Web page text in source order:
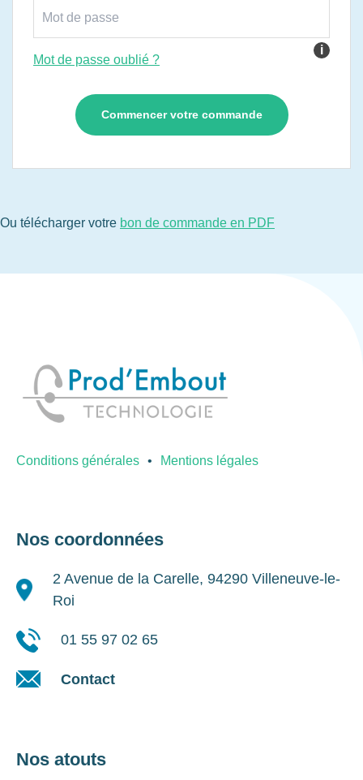
i
Mot de passe oublié ?
Ou télécharger votre bon de commande en PDF
Conditions générales Mentions légales
Nos coordonnées
2 Avenue de la Carelle, 94290 Villeneuve-le-
Roi
01 55 97 02 65
Contact
Nos atouts